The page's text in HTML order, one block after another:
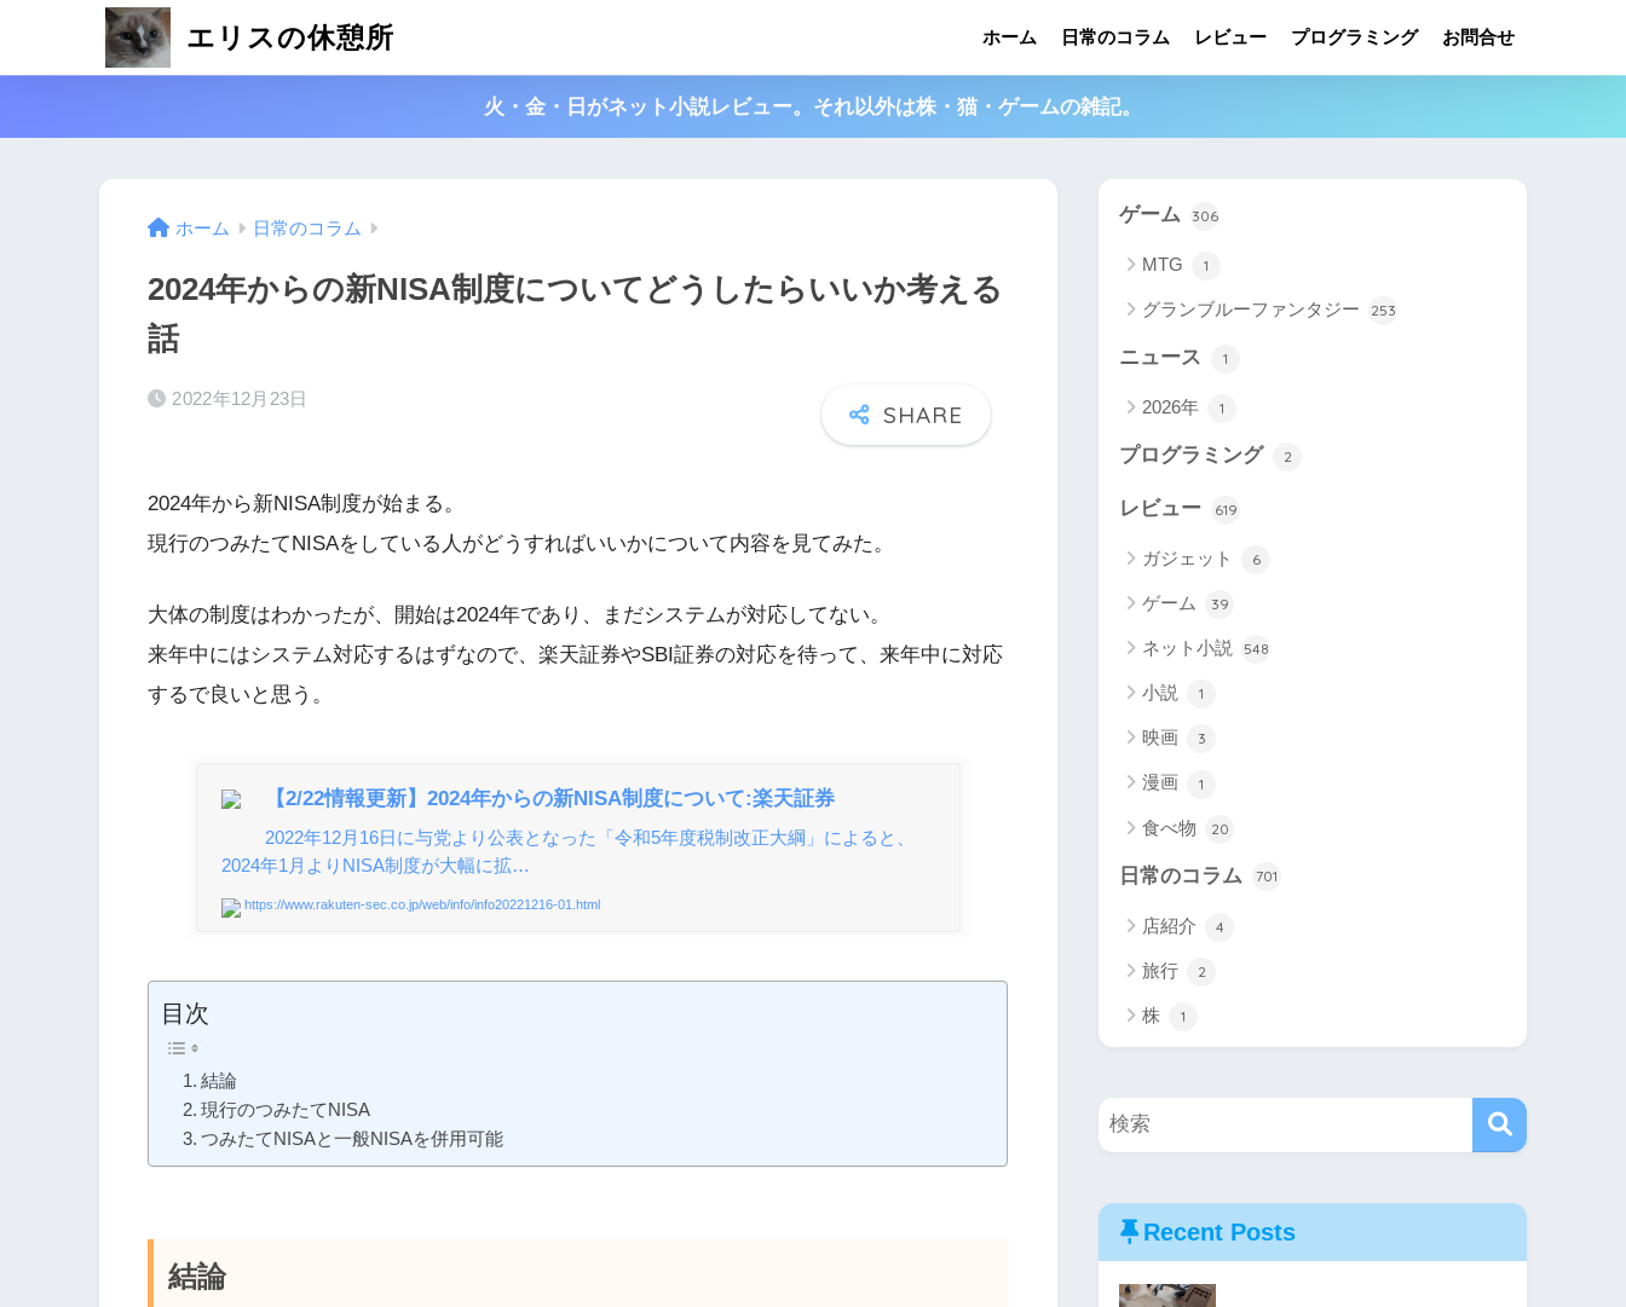
エリスの休憩所 ホーム 日常のコラム レビュー プログラミング お問合せ
火・金・日がネット小説レビュー。それ以外は株・猫・ゲームの雑記。
ホーム 日常のコラム
2024年からの新NISA制度についてどうしたらいいか考える
話
2022年12月23日
2024年から新NISA制度が始まる。
現行のつみたてNISAをしている人がどうすればいいかについて内容を見てみた。
大体の制度はわかったが、開始は2024年であり、まだシステムが対応してない。
来年中にはシステム対応するはずなので、楽天証券やSBI証券の対応を待って、来年中に対応
するで良いと思う。
【2/22情報更新】2024年からの新NISA制度について:楽天証券
2022年12月16日に与党より公表となった「令和5年度税制改正大綱」によると、
2024年1月よりNISA制度が大幅に拡…
https://www.rakuten-sec.co.jp/web/info/info20221216-01.html
目次
結論
現行のつみたてNISA
つみたてNISAと一般NISAを併用可能
結論
ゲーム 306
MTG 1
グランブルーファンタジー 253
ニュース 1
2026年 1
プログラミング 2
レビュー 619
ガジェット 6
ゲーム 39
ネット小説 548
小説 1
映画 3
漫画 1
食べ物 20
日常のコラム 701
店紹介 4
旅行 2
株 1
Recent Posts